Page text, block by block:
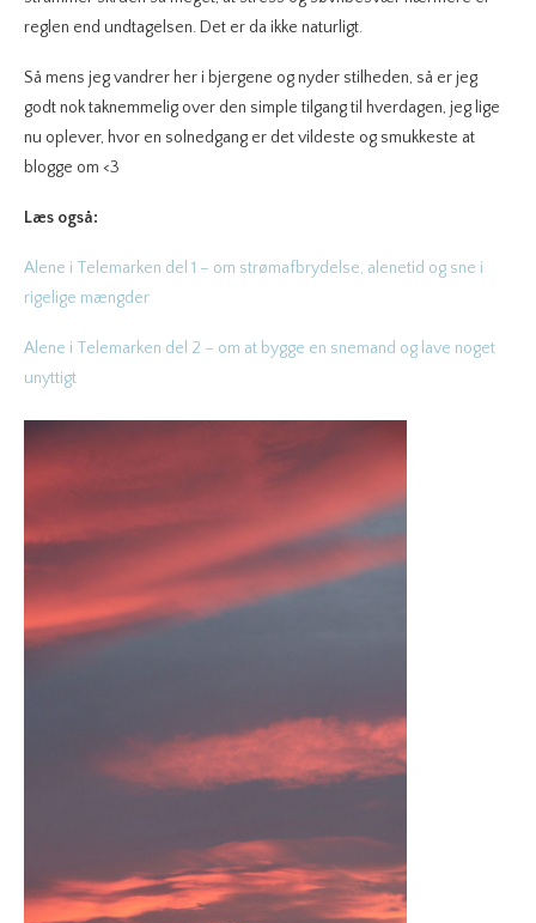
reglen end undtagelsen. Det er da ikke naturligt.
Så mens jeg vandrer her i bjergene og nyder stilheden, så er jeg
godt nok taknemmelig over den simple tilgang til hverdagen, jeg lige
nu oplever, hvor en solnedgang er det vildeste og smukkeste at
blogge om <3
Læs også:
Alene i Telemarken del 1 – om strømafbrydelse, alenetid og sne i
rigelige mængder
Alene i Telemarken del 2 – om at bygge en snemand og lave noget
unyttigt